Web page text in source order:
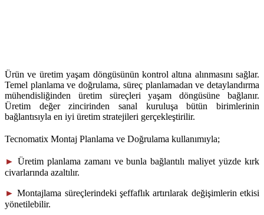
Ürün ve üretim yaşam döngüsünün kontrol altına alınmasını sağlar.
Temel planlama ve doğrulama, süreç planlamadan ve detaylandırma
mühendisliğinden üretim süreçleri yaşam döngüsüne bağlanır.
Üretim değer zincirinden sanal kuruluşa bütün birimlerinin
bağlantısıyla en iyi üretim stratejileri gerçekleştirilir.
Tecnomatix Montaj Planlama ve Doğrulama kullanımıyla;
► Üretim planlama zamanı ve bunla bağlantılı maliyet yüzde kırk
civarlarında azaltılır.
►Montajlama süreçlerindeki şeffaflık artırılarak değişimlerin etkisi
yönetilebilir.